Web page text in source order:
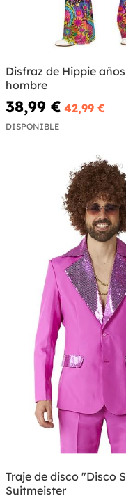
Disfraz de Hippie
hombre
38,99 € 42,99 €
DISPONIBLE
Traje de disco "Disco
Suitmeister